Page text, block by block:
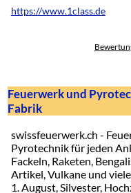
https://www.1class.de
Feuerwerk und
Fabrik
swissfeuerwerk.ch -
Pyrotechnik für jeden
Fackeln, Raketen,
Artikel, Vulkane und
1. August, Silvester,